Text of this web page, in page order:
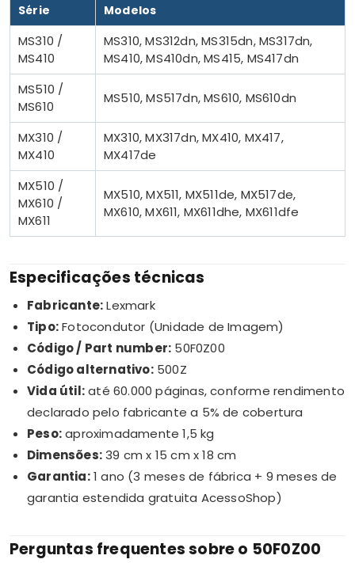
Série Modelos
MS310 /
MS410
MS310, MS312dn, MS315dn, MS317dn,
MS410, MS410dn, MS415, MS417dn
MS510 /
MS610
MS510, MS517dn, MS610, MS610dn
MX310 /
MX410
MX310, MX317dn, MX410, MX417,
MX417de
MX510 /
MX610 /
MX611
MX510, MX511, MX511de, MX517de,
MX610, MX611, MX611dhe, MX611dfe
Especificações técnicas
Fabricante:Lexmark
Tipo:Fotocondutor (Unidade de Imagem)
Código / Part number: 50F0Z00
Código alternativo:500Z
Vida útil:até 60.000 páginas, conforme rendimento
declarado pelo fabricante a 5% de cobertura
Peso:aproximadamente 1,5 kg
Dimensões:39 cm x 15 cm x 18 cm
Garantia:1 ano (3 meses de fábrica + 9 meses de
garantia estendida gratuita AcessoShop)
Perguntas frequentes sobre o 50F0Z00